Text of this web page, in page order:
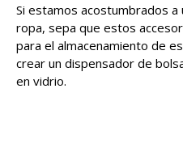
Si estamos acostumbrados a
ropa, sepa que estos
para el almacenamiento de
crear un dispensador de
en vidrio.